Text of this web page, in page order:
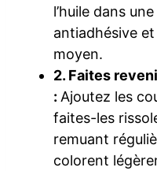
l’huile dans
antiadhésive
moyen.
2. Faites
: Ajoutez les
faites-les
remuant
colorent